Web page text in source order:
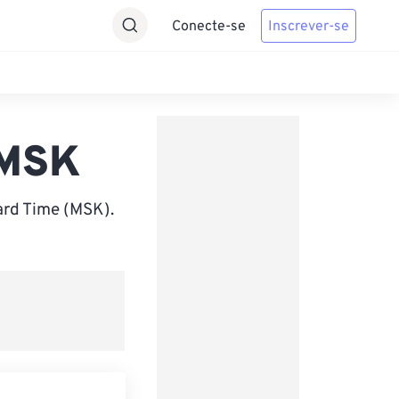
Conecte-se Inscrever-se
Time (MSK).